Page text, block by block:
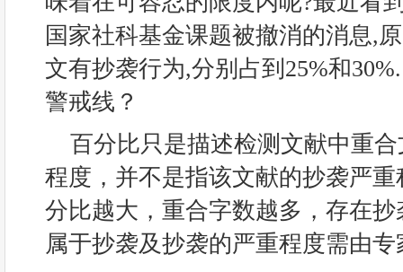
国家社科基金课题被撤消的消息,
文有抄袭行为,分别占到25%和
警戒线？
百分比只是描述检测文献中重
程度，并不是指该文献的抄袭严
分比越大，重合字数越多，存在
属于抄袭及抄袭的严重程度需由